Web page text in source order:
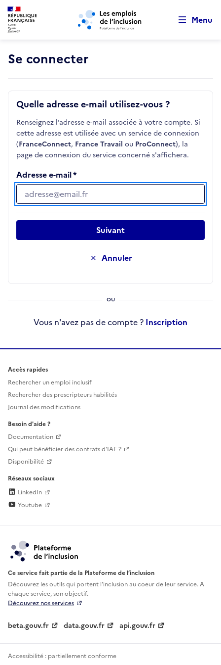
Aller au menu principal Aller au contenu principal
Menu
Se connecter
Quelle adresse e-mail utilisez-vous ?
Renseignez l’adresse e-mail associée à votre compte. Si
cette adresse est utilisée avec un service de connexion
(FranceConnect, France Travail ou ProConnect), la
page de connexion du service concerné s'affichera.
Adresse e-mail
Adresse e-mail
Annuler
Suivant
Vous n'avez pas de compte ? Inscription
Accès rapides
Rechercher un emploi inclusif
Rechercher des prescripteurs habilités
Journal des modifications
Besoin d'aide ?
Documentation
Qui peut bénéficier des contrats d'IAE ?
Disponibilité
Réseaux sociaux
LinkedIn
Youtube
Ce service fait partie de la Plateforme de l’inclusion
Découvrez les outils qui portent l'inclusion aucoeur de leur service. A
chaque service, son objectif.
Découvrez nos services
beta.gouv.fr data.gouv.fr api.gouv.fr
Accessibilité : partiellement conforme
Retour au début de la page
Panneau de gestion des cookies